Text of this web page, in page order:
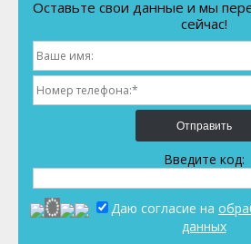
Оставьте свои данные и мы
сейчас!
Отправить
Введите код:
Даю согласие на
данных